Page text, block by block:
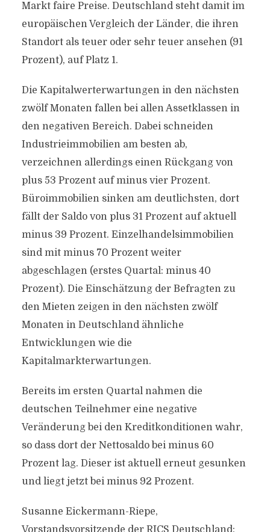
Markt faire Preise. Deutschland steht damit im
europäischen Vergleich der Länder, die ihren
Standort als teuer oder sehr teuer ansehen (91
Prozent), auf Platz 1.
Die Kapitalwerterwartungen in den nächsten
zwölf Monaten fallen bei allen Assetklassen in
den negativen Bereich. Dabei schneiden
Industrieimmobilien am besten ab,
verzeichnen allerdings einen Rückgang von
plus 53 Prozent auf minus vier Prozent.
Büroimmobilien sinken am deutlichsten, dort
fällt der Saldo von plus 31 Prozent auf aktuell
minus 39 Prozent. Einzelhandelsimmobilien
sind mit minus 70 Prozent weiter
abgeschlagen (erstes Quartal: minus 40
Prozent). Die Einschätzung der Befragten zu
den Mieten zeigen in den nächsten zwölf
Monaten in Deutschland ähnliche
Entwicklungen wie die
Kapitalmarkterwartungen.
Bereits im ersten Quartal nahmen die
deutschen Teilnehmer eine negative
Veränderung bei den Kreditkonditionen wahr,
so dass dort der Nettosaldo bei minus 60
Prozent lag. Dieser ist aktuell erneut gesunken
und liegt jetzt bei minus 92 Prozent.
Susanne Eickermann-Riepe,
Vorstandsvorsitzende der RICS Deutschland: